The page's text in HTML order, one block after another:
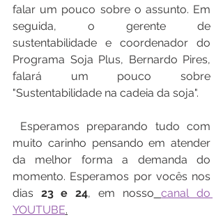
falar um pouco sobre o assunto. Em
seguida, o gerente de
sustentabilidade e coordenador do
Programa Soja Plus, Bernardo Pires,
falará um pouco sobre
"Sustentabilidade na cadeia da soja".
muito carinho pensando em atender
da melhor forma a demanda do
momento. Esperamos por vocês nos
dias 23 e 24, em nosso canal do
YOUTUBE.